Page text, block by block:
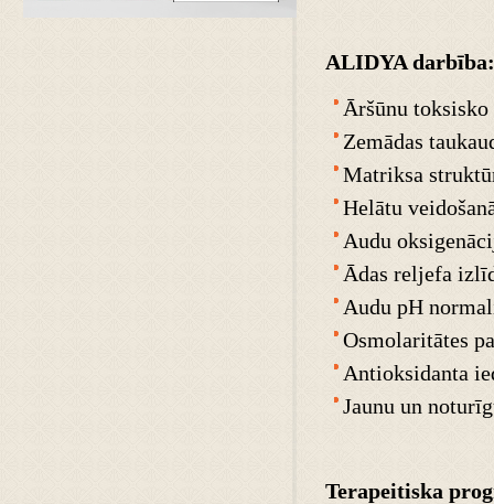
ALIDYA darbība:
Āršūnu
Zemādas
Matriksa
Helātu
Audu
Ādas reljefa
Audu pH
Osmolaritātes
Antioksidanta
Jaunu un
Terapeitiska